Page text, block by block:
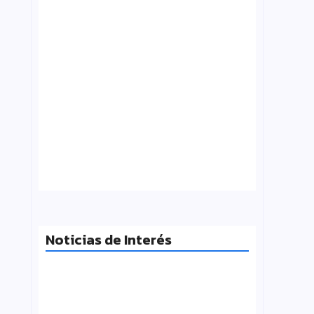
Noticias de Interés